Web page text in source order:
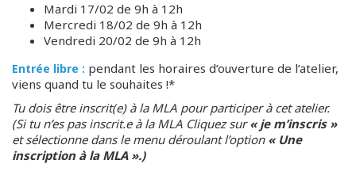
Mardi 17/02 de 9h à 12h
Mercredi 18/02 de 9h à 12h
Vendredi 20/02 de 9h à 12h
Entrée libre : pendant les horaires d’ouverture de l’atelier,
viens quand tu le souhaites !*
Tu dois être inscrit(e) à la MLA pour participer à cet atelier.
(Si tu n’es pas inscrit.e à la MLA Cliquez sur« je m’inscris »
et sélectionne dans le menu déroulant l’option « Une
inscription à la MLA ».)